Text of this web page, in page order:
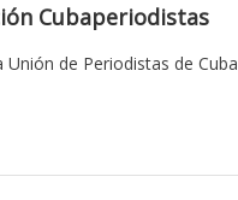
Cubaperiodistas
Unión de Periodistas de Cuba